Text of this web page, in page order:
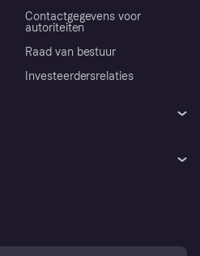
Contactgegevens voor
autoriteiten
Raad van bestuur
Investeerdersrelaties